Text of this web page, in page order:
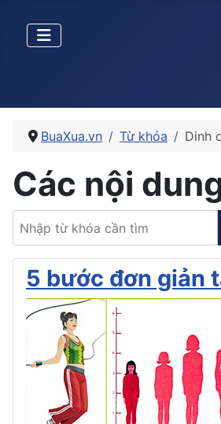
BuaXua.vn Từ khóa Dinh
Các nội
Nhập từ khóa cần tìm
5 bước đơn giản